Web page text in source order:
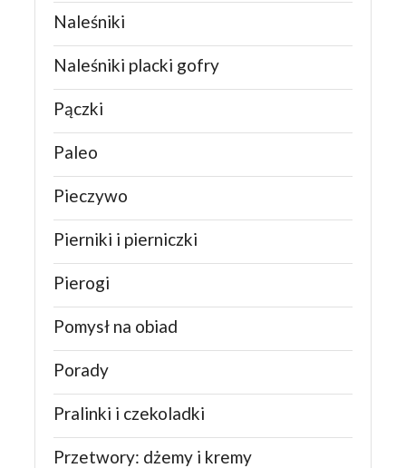
Naleśniki
Naleśniki placki gofry
Pączki
Paleo
Pieczywo
Pierniki i pierniczki
Pierogi
Pomysł na obiad
Porady
Pralinki i czekoladki
Przetwory: dżemy i kremy